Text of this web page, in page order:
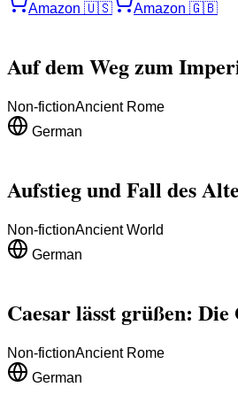
Amazon 🇺🇸 Amazon 🇬🇧
Auf dem Weg zum
Non-fictionAncient Rome
German
Aufstieg und Fall des
Non-fictionAncient World
German
Caesar lässt grüßen:
Non-fictionAncient Rome
German